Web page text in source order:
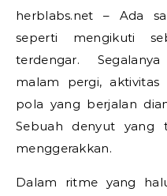
herblabs.net – Ada
seperti mengikuti
terdengar.
malam pergi,
pola yang berjalan
Sebuah denyut yang
menggerakkan.
Dalam ritme yang